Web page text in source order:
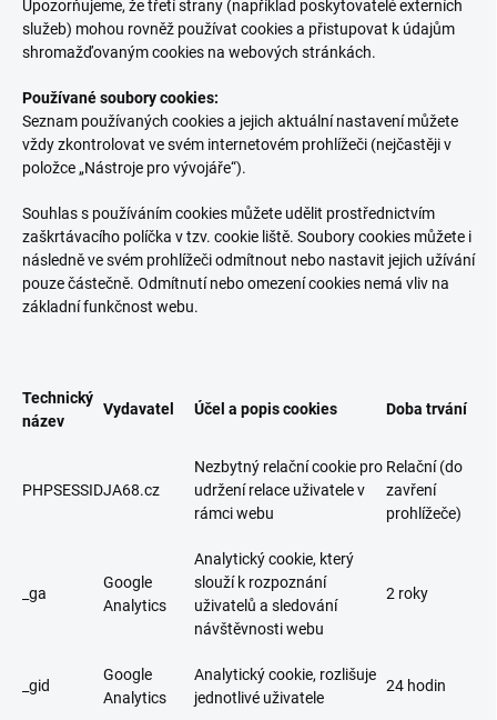
Upozorňujeme, že třetí strany (například poskytovatelé externích
služeb) mohou rovněž používat cookies a přistupovat k údajům
shromažďovaným cookies na webových stránkách.
Používané soubory cookies:
Seznam používaných cookies a jejich aktuální nastavení můžete
vždy zkontrolovat ve svém internetovém prohlížeči (nejčastěji v
položce „Nástroje pro vývojáře“).
Souhlas s používáním cookies můžete udělit prostřednictvím
zaškrtávacího políčka v tzv. cookie liště. Soubory cookies můžete i
následně ve svém prohlížeči odmítnout nebo nastavit jejich užívání
pouze částečně. Odmítnutí nebo omezení cookies nemá vliv na
základní funkčnost webu.
Technický
název
Vydavatel Účel a popis cookies Doba trvání
PHPSESSIDJA68.cz
Nezbytný relační cookie pro
udržení relace uživatele v
rámci webu
Relační (do
zavření
prohlížeče)
_ga
Google
Analytics
Analytický cookie, který
slouží k rozpoznání
uživatelů a sledování
návštěvnosti webu
2 roky
_gid
Google
Analytics
Analytický cookie, rozlišuje
jednotlivé uživatele
24 hodin